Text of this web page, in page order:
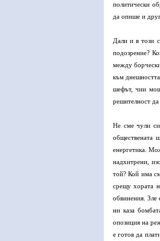
политически
да опише и
Дали и в този
подозрение?
между
към
шефът, чии
решителност
Не сме чули
обществената
енергетика.
надхитрени,
той? Кой има
срещу хората
обвинения. Зле
ни каза
опозиция на
е готов да